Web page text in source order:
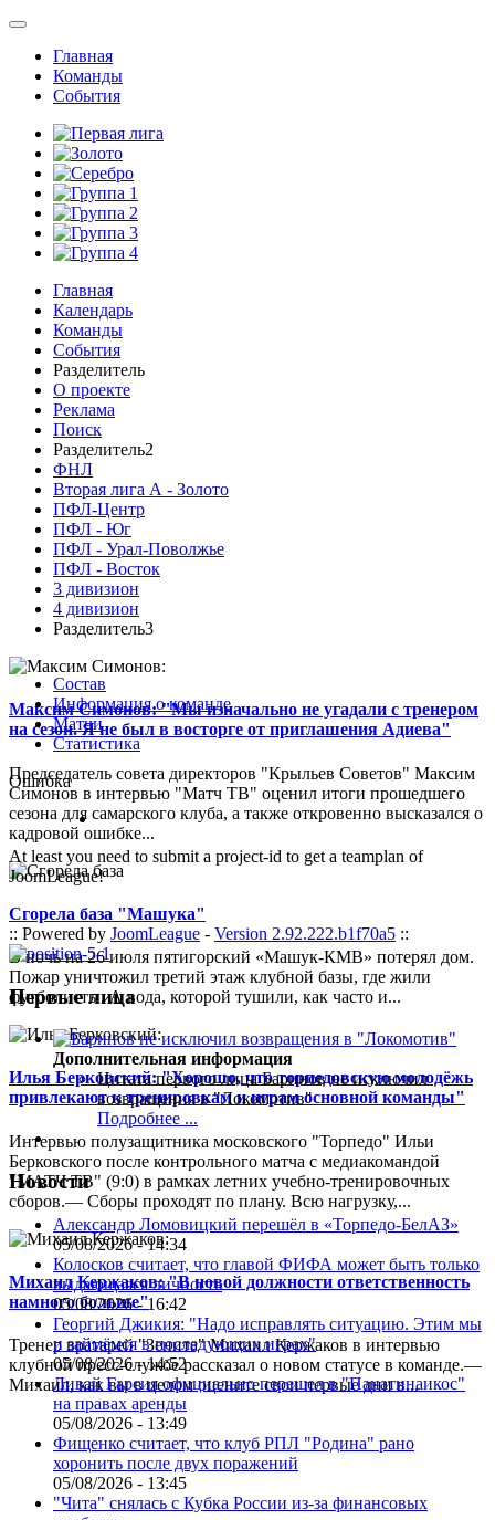
Главная
Команды
События
Главная
Календарь
Команды
События
Разделитель
О проекте
Реклама
Поиск
Разделитель2
ФНЛ
Вторая лига А - Золото
ПФЛ-Центр
ПФЛ - Юг
ПФЛ - Урал-Поволжье
ПФЛ - Восток
3 дивизион
4 дивизион
Разделитель3
Максим Симонов: "Мы изначально не угадали с тренером
на сезон. Я не был в восторге от приглашения Адиева"
Председатель совета директоров "Крыльев Советов" Максим
Симонов в интервью "Матч ТВ" оценил итоги прошедшего
сезона для самарского клуба, а также откровенно высказался о
кадровой ошибке...
Сгорела база "Машука"
В ночь на 26 июля пятигорский «Машук-КМВ» потерял дом.
Пожар уничтожил третий этаж клубной базы, где жили
футболисты. А вода, которой тушили, как часто и...
Илья Берковский: "Хорошо, что торпедовскую молодёжь
привлекают к тренировкам и играм основной команды"
Интервью полузащитника московского "Торпедо" Ильи
Берковского после контрольного матча с медиакомандой
"МАТЧ ТВ" (9:0) в рамках летних учебно-тренировочных
сборов.— Сборы проходят по плану. Всю нагрузку,...
Михаил Кержаков: "В новой должности ответственность
намного больше"
Тренер вратарей "Зенита" Михаил Кержаков в интервью
клубной пресс-службе рассказал о новом статусе в команде.—
Михаил, как вы в целом оцените свои первые дни в...
Состав
Информация о команде
Матчи
Статистика
Ошибка
At least you need to submit a project-id to get a teamplan of
JoomLeague!
:: Powered by JoomLeague - Version 2.92.222.b1f70a5 ::
Первые лица
Дополнительная информация
Цитата первого лица Баринов не исключил
возвращения в "Локомотив"
Подробнее ...
Новости
Александр Ломовицкий перешёл в «Торпедо-БелАЗ»
05/08/2026 - 14:34
Колосков считает, что главой ФИФА может быть только
выдающаяся личность
05/08/2026 - 16:42
Георгий Джикия: "Надо исправлять ситуацию. Этим мы
и займёмся в последующих играх"
05/08/2026 - 14:52
Ливай Гарсия официально перешел в "Панатинаикос"
на правах аренды
05/08/2026 - 13:49
Фищенко считает, что клуб РПЛ "Родина" рано
хоронить после двух поражений
05/08/2026 - 13:45
"Чита" снялась с Кубка России из-за финансовых